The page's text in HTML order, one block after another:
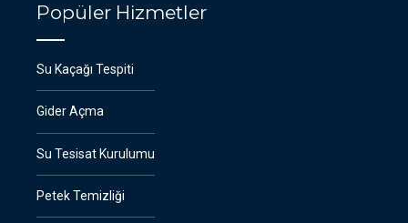
Popüler Hizmetler
Su Kaçağı Tespiti
Gider Açma
Su Tesisat Kurulumu
Petek Temizliği